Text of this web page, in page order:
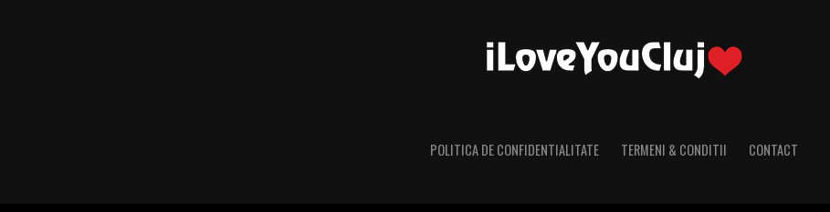
POLITICA DE CONFIDENTIALITATE TERMENI & CONDITII CONTACT